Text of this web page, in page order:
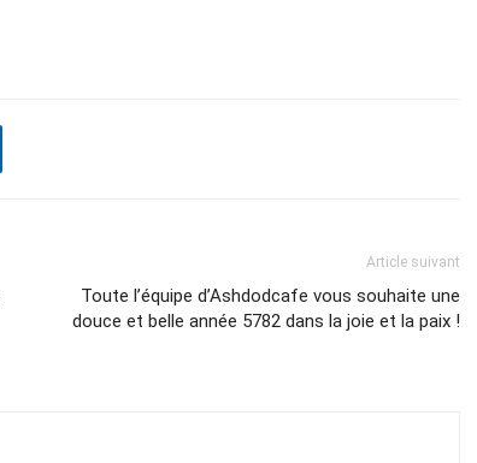
Article suivant
Toute l’équipe d’Ashdodcafe vous souhaite une
douce et belle année 5782 dans la joie et la paix !